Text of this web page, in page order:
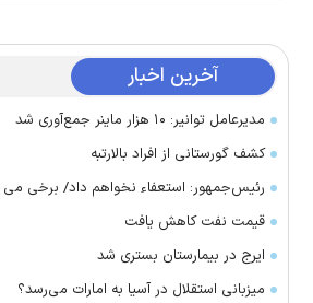
آخرین اخبار
مدیرعامل توانیر: ۱۰ هزار ماینر جمع‌آوری شد
کشف گورستانی از افراد بالارتبه
رئیس‌جمهور: استعفاء نخواهم داد/ برخی می
قیمت نفت کاهش یافت
ایرج در بیمارستان بستری شد
میزبانی استقلال در آسیا به امارات می‌رسد؟